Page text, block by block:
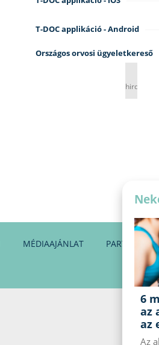
T-DOC applikáció - Android
Országos orvosi ügyeletkereső
hirdetés
MÉDIAAJÁNLAT PARTNEREINK
6
az
az
Az